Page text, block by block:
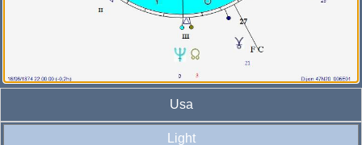
Usa
Light